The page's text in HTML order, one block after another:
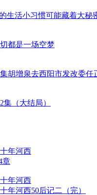
生活小习惯可能藏着大秘
都是一场空梦
胡增泉去西阳市发改委任
（大结局）
年河西
章
年河西
年河西50后记二（完）